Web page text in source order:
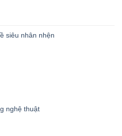
siêu nhân nhện
nghệ thuật